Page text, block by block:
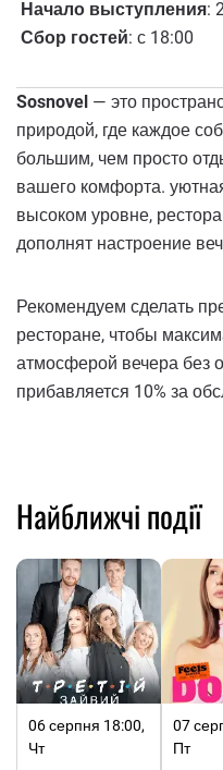
Начало выступления:
Сбор гостей: с 18:00
Sosnovel — это
природой, где каждое
большим, чем просто
вашего комфорта.
высоком уровне,
дополнят настроение
Рекомендуем сделать
ресторане, чтобы
атмосферой вечера без
прибавляется 10% за
Найближчі події
06 серпня 18:00,
Чт
07
Пт